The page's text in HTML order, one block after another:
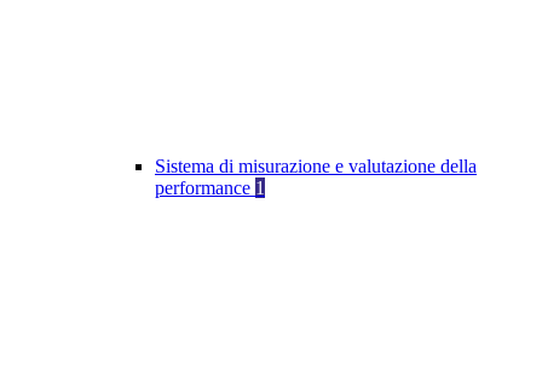
Sistema di misurazione e valutazione della
performance 1